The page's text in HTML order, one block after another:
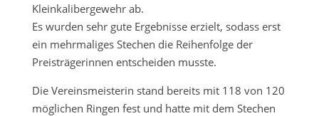
Kleinkalibergewehr ab.
Es wurden sehr gute Ergebnisse erzielt, sodass erst
ein mehrmaliges Stechen die Reihenfolge der
Preisträgerinnen entscheiden musste.
Die Vereinsmeisterin stand bereits mit 118 von 120
möglichen Ringen fest und hatte mit dem Stechen